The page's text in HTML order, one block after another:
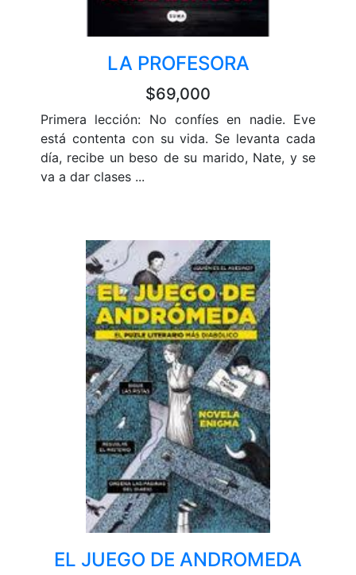
LA PROFESORA
$69,000
Primera lección: No confíes en nadie. Eve
está contenta con su vida. Se levanta cada
día, recibe un beso de su marido, Nate, y se
va a dar clases ...
EL JUEGO DE ANDROMEDA